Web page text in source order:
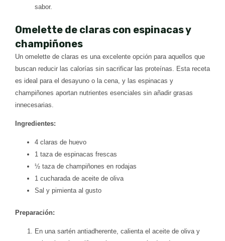
sabor.
Omelette de claras con espinacas y
champiñones
Un omelette de claras es una excelente opción para aquellos que
buscan reducir las calorías sin sacrificar las proteínas. Esta receta
es ideal para el desayuno o la cena, y las espinacas y
champiñones aportan nutrientes esenciales sin añadir grasas
innecesarias.
Ingredientes:
4 claras de huevo
1 taza de espinacas frescas
½ taza de champiñones en rodajas
1 cucharada de aceite de oliva
Sal y pimienta al gusto
Preparación:
En una sartén antiadherente, calienta el aceite de oliva y